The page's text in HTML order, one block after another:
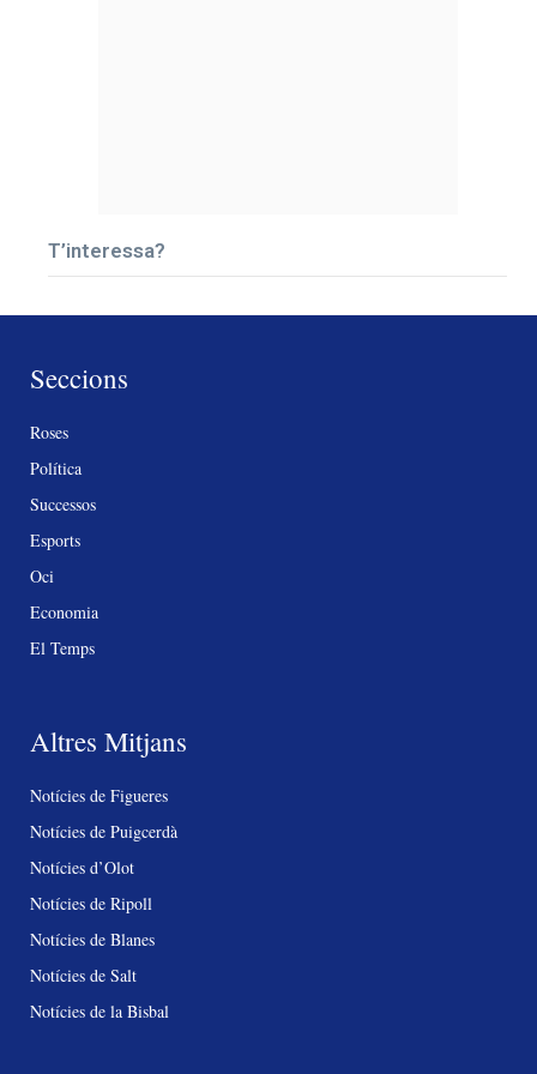
T’interessa?
Seccions
Roses
Política
Successos
Esports
Oci
Economia
El Temps
Altres Mitjans
Notícies de Figueres
Notícies de Puigcerdà
Notícies d’Olot
Notícies de Ripoll
Notícies de Blanes
Notícies de Salt
Notícies de la Bisbal